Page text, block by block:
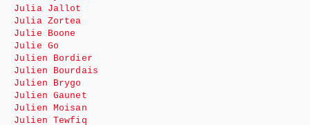
Julia Jallot
Julia Zortea
Julie Boone
Julie Go
Julien Bordier
Julien Bourdais
Julien Brygo
Julien Gaunet
Julien Moisan
Julien Tewfiq